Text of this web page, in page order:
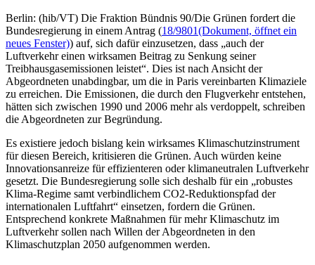
Berlin: (hib/VT) Die Fraktion Bündnis 90/Die Grünen fordert die
Bundesregierung in einem Antrag (18/9801(Dokument, öffnet ein
neues Fenster)) auf, sich dafür einzusetzen, dass „auch der
Luftverkehr einen wirksamen Beitrag zu Senkung seiner
Treibhausgasemissionen leistet“. Dies ist nach Ansicht der
Abgeordneten unabdingbar, um die in Paris vereinbarten Klimaziele
zu erreichen. Die Emissionen, die durch den Flugverkehr entstehen,
hätten sich zwischen 1990 und 2006 mehr als verdoppelt, schreiben
die Abgeordneten zur Begründung.
Es existiere jedoch bislang kein wirksames Klimaschutzinstrument
für diesen Bereich, kritisieren die Grünen. Auch würden keine
Innovationsanreize für effizienteren oder klimaneutralen Luftverkehr
gesetzt. Die Bundesregierung solle sich deshalb für ein „robustes
Klima-Regime samt verbindlichem CO2-Reduktionspfad der
internationalen Luftfahrt“ einsetzen, fordern die Grünen.
Entsprechend konkrete Maßnahmen für mehr Klimaschutz im
Luftverkehr sollen nach Willen der Abgeordneten in den
Klimaschutzplan 2050 aufgenommen werden.